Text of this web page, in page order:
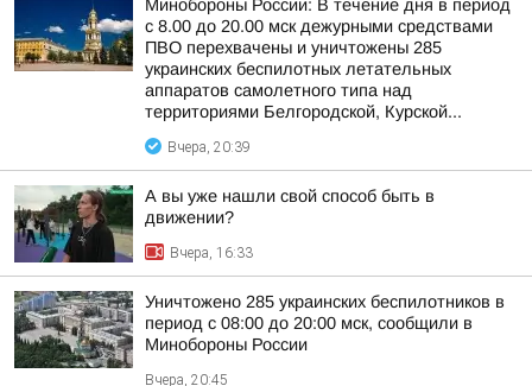
Минобороны России: В течение дня в период
с 8.00 до 20.00 мск дежурными средствами
ПВО перехвачены и уничтожены 285
украинских беспилотных летательных
аппаратов самолетного типа над
территориями Белгородской, Курской...
Вчера, 20:39
А вы уже нашли свой способ быть в
движении?
Вчера, 16:33
Уничтожено 285 украинских беспилотников в
период с 08:00 до 20:00 мск, сообщили в
Минобороны России
Вчера, 20:45